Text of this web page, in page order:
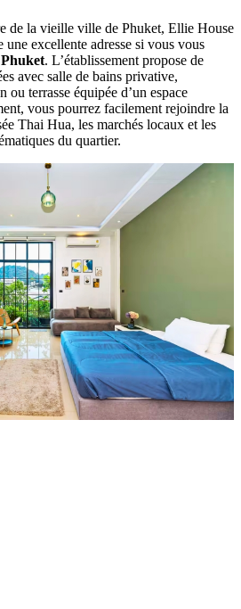
de la vieille ville de Phuket, Ellie House
excellente adresse si vous vous
. L’établissement propose de
avec salle de bains privative,
ou terrasse équipée d’un espace
vous pourrez facilement rejoindre la
Thai Hua, les marchés locaux et les
du quartier.